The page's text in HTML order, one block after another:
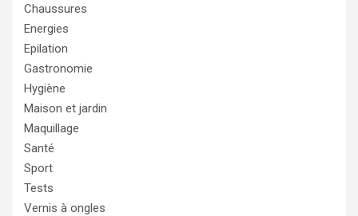
Chaussures
Energies
Epilation
Gastronomie
Hygiène
Maison et jardin
Maquillage
Santé
Sport
Tests
Vernis à ongles